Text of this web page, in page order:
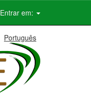
Entrar em:
Português